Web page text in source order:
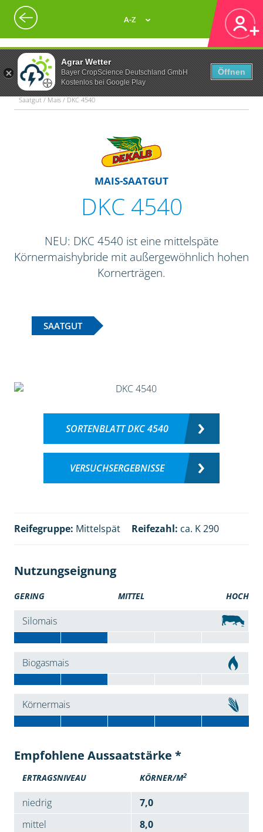
Agrar Wetter
Bayer CropScience Deutschland GmbH
Kostenlos bei Google Play
Öffnen
A-Z
Saatgut / Mais / DKC 4540
MAIS-SAATGUT
DKC 4540
NEU: DKC 4540 ist eine mittelspäte
Körnermaishybride mit außergewöhnlich hohen
Kornerträgen.
SAATGUT
SORTENBLATT DKC 4540
VERSUCHSERGEBNISSE
Reifegruppe: Mittelspät Reifezahl: ca. K 290
Nutzungseignung
GERING MITTEL HOCH
Silomais
Biogasmais
Körnermais
Empfohlene Aussaatstärke *
ERTRAGSNIVEAU KÖRNER/M2
niedrig
7,0
mittel
8,0